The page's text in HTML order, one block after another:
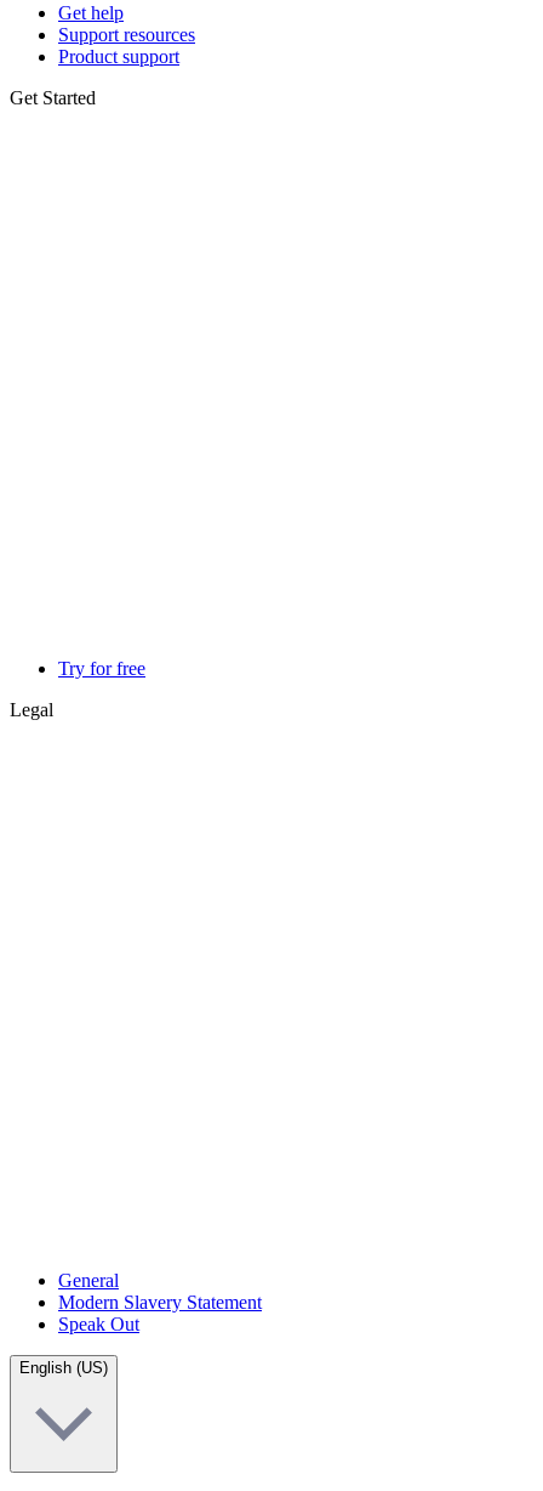
Get help
Support resources
Product support
Get Started
Try for free
Legal
General
Modern Slavery Statement
Speak Out
English (US)